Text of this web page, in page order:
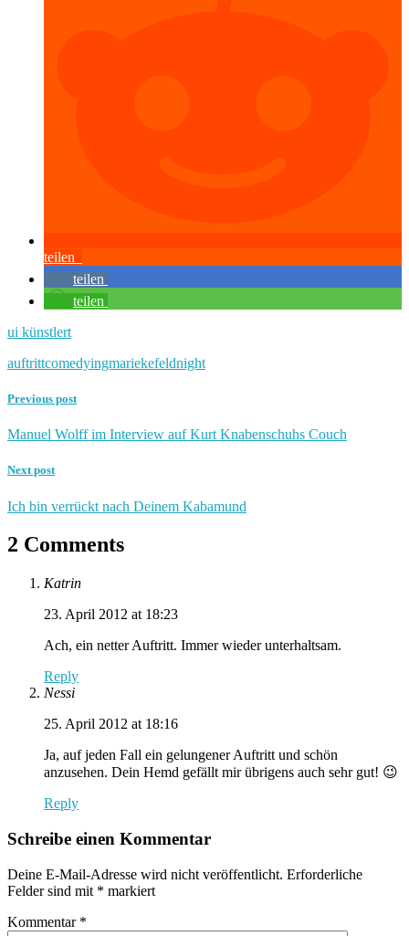
teilen
teilen
teilen
ui künstlert
auftrittcomedyingmariekefeldnight
Previous post
Manuel Wolff im Interview auf Kurt Knabenschuhs Couch
Next post
Ich bin verrückt nach Deinem Kabamund
2 Comments
Katrin
23. April 2012 at 18:23
Ach, ein netter Auftritt. Immer wieder unterhaltsam.
Reply
Nessi
25. April 2012 at 18:16
Ja, auf jeden Fall ein gelungener Auftritt und schön
anzusehen. Dein Hemd gefällt mir übrigens auch sehr gut! 😉
Reply
Schreibe einen Kommentar
Deine E-Mail-Adresse wird nicht veröffentlicht. Erforderliche
Felder sind mit * markiert
Kommentar *